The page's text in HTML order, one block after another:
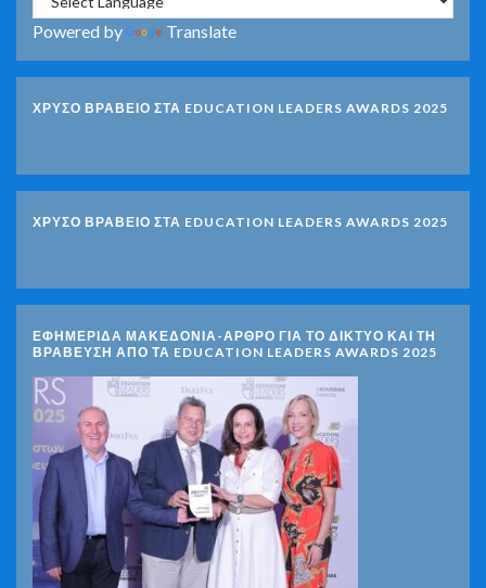
Powered by Translate
ΧΡΥΣΟ ΒΡΑΒΕΙΟ ΣΤΑ EDUCATION LEADERS AWARDS 2025
ΧΡΥΣΟ ΒΡΑΒΕΙΟ ΣΤΑ EDUCATION LEADERS AWARDS 2025
ΕΦΗΜΕΡΙΔΑ ΜΑΚΕΔΟΝΙΑ-ΑΡΘΡΟ ΓΙΑ ΤΟ ΔΙΚΤΥΟ ΚΑΙ ΤΗ
ΒΡΑΒΕΥΣΗ ΑΠΟ ΤΑ EDUCATION LEADERS AWARDS 2025